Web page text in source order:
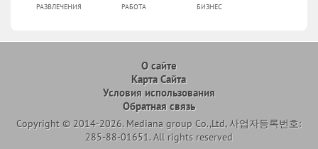
РАЗВЛЕЧЕНИЯ РАБОТА БИЗНЕС
О сайте
Карта Сайта
Условия использования
Обратная связь
Copyright © 2014-2026. Mediana group Co.,Ltd, 사업자등록번호:
285-88-01651. All rights reserved